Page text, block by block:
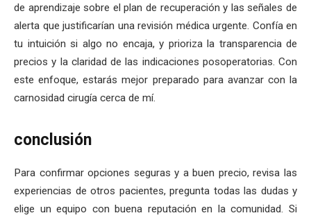
de aprendizaje sobre el plan de recuperación y las señales de
alerta que justificarían una revisión médica urgente. Confía en
tu intuición si algo no encaja, y prioriza la transparencia de
precios y la claridad de las indicaciones posoperatorias. Con
este enfoque, estarás mejor preparado para avanzar con la
carnosidad cirugía cerca de mí.
conclusión
Para confirmar opciones seguras y a buen precio, revisa las
experiencias de otros pacientes, pregunta todas las dudas y
elige un equipo con buena reputación en la comunidad. Si